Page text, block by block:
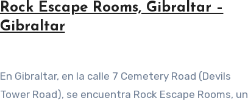
Rock Escape Rooms, Gibraltar –
Gibraltar
En Gibraltar, en la calle 7 Cemetery Road (Devils
Tower Road), se encuentra Rock Escape Rooms, un